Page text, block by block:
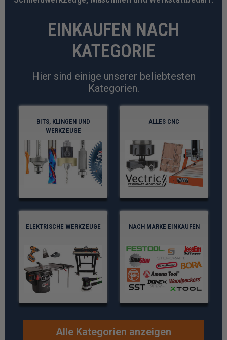
EINKAUFEN NACH
KATEGORIE
Hier sind einige unserer beliebtesten
Kategorien.
Bits, Klingen und
Werkzeuge
Alles CNC
Elektrische Werkzeuge Nach Marke einkaufen
Alle Kategorien anzeigen